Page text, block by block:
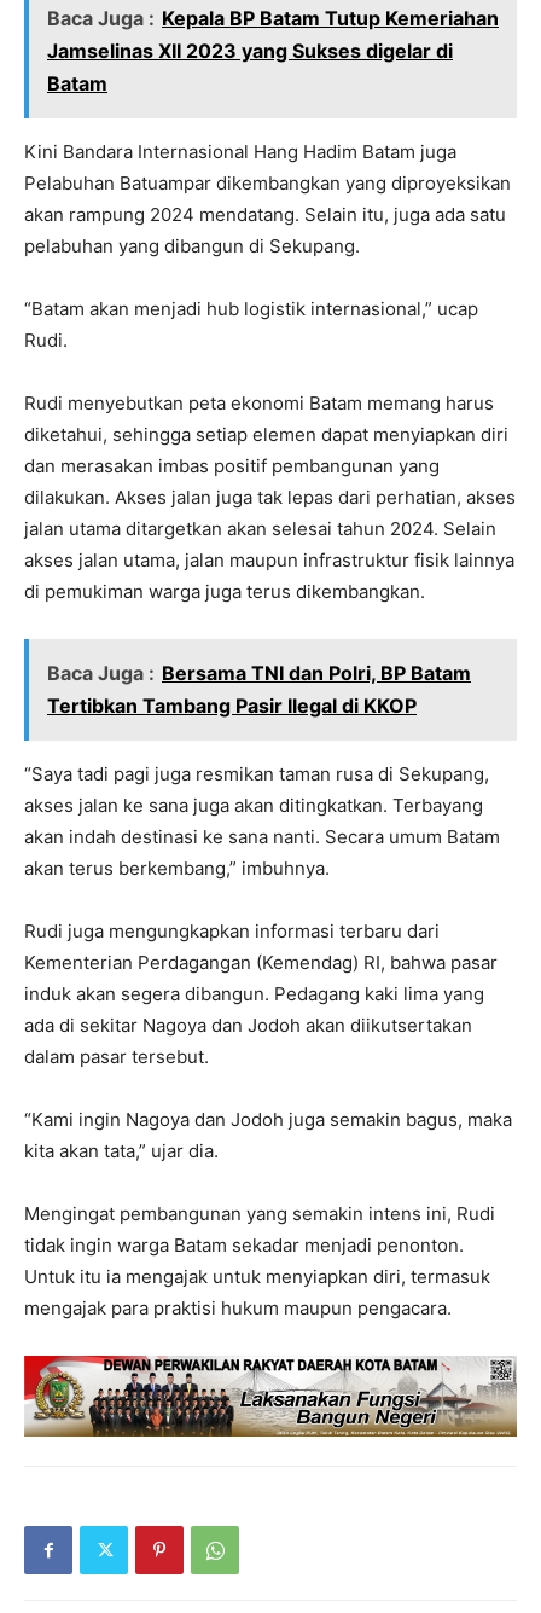
Baca Juga : Kepala BP Batam Tutup Kemeriahan
Jamselinas XII 2023 yang Sukses digelar di
Batam
Kini Bandara Internasional Hang Hadim Batam juga
Pelabuhan Batuampar dikembangkan yang diproyeksikan
akan rampung 2024 mendatang. Selain itu, juga ada satu
pelabuhan yang dibangun di Sekupang.
“Batam akan menjadi hub logistik internasional,” ucap
Rudi.
Rudi menyebutkan peta ekonomi Batam memang harus
diketahui, sehingga setiap elemen dapat menyiapkan diri
dan merasakan imbas positif pembangunan yang
dilakukan. Akses jalan juga tak lepas dari perhatian, akses
jalan utama ditargetkan akan selesai tahun 2024. Selain
akses jalan utama, jalan maupun infrastruktur fisik lainnya
di pemukiman warga juga terus dikembangkan.
Baca Juga : Bersama TNI dan Polri, BP Batam
Tertibkan Tambang Pasir Ilegal di KKOP
“Saya tadi pagi juga resmikan taman rusa di Sekupang,
akses jalan ke sana juga akan ditingkatkan. Terbayang
akan indah destinasi ke sana nanti. Secara umum Batam
akan terus berkembang,” imbuhnya.
Rudi juga mengungkapkan informasi terbaru dari
Kementerian Perdagangan (Kemendag) RI, bahwa pasar
induk akan segera dibangun. Pedagang kaki lima yang
ada di sekitar Nagoya dan Jodoh akan diikutsertakan
dalam pasar tersebut.
“Kami ingin Nagoya dan Jodoh juga semakin bagus, maka
kita akan tata,” ujar dia.
Mengingat pembangunan yang semakin intens ini, Rudi
tidak ingin warga Batam sekadar menjadi penonton.
Untuk itu ia mengajak untuk menyiapkan diri, termasuk
mengajak para praktisi hukum maupun pengacara.